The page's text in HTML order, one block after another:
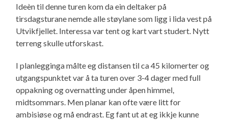
Ideèn til denne turen kom da ein deltaker på
tirsdagsturane nemde alle støylane som ligg i lida vest på
Utvikfjellet. Interessa var tent og kart vart studert. Nytt
terreng skulle utforskast.
I planlegginga målte eg distansen til ca 45 kilomerter og
utgangspunktet var å ta turen over 3-4 dager med full
oppakning og overnatting under åpen himmel,
midtsommars. Men planar kan ofte være litt for
ambisiøse og må endrast. Eg fant ut at eg ikkje kunne